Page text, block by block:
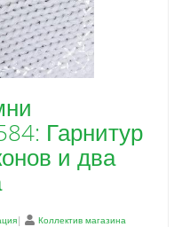
Гарнитур
и два
|
Коллектив магазина